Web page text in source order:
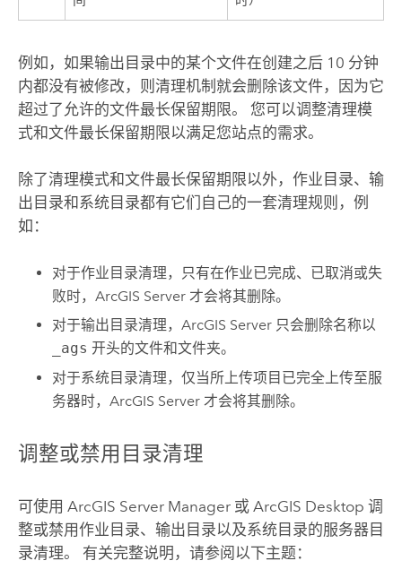
例如，如果输出目录中的某个文件在创建之后 10 分钟
内都没有被修改，则清理机制就会删除该文件，因为它
超过了允许的文件最长保留期限。 您可以调整清理模
式和文件最长保留期限以满足您站点的需求。
除了清理模式和文件最长保留期限以外，作业目录、输
出目录和系统目录都有它们自己的一套清理规则，例
如：
对于作业目录清理，只有在作业已完成、已取消或失
败时，ArcGIS Server 才会将其删除。
对于输出目录清理，ArcGIS Server 只会删除名称以
_ags 开头的文件和文件夹。
对于系统目录清理，仅当所上传项目已完全上传至服
务器时，ArcGIS Server 才会将其删除。
调整或禁用目录清理
可使用 ArcGIS Server Manager或 ArcGIS Desktop 调
整或禁用作业目录、输出目录以及系统目录的服务器目
录清理。 有关完整说明，请参阅以下主题：